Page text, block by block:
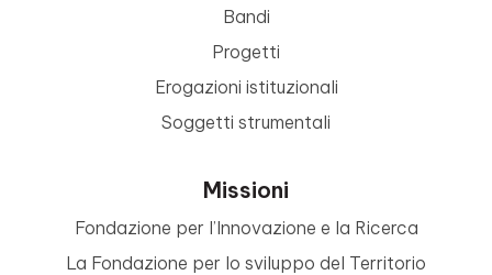
Bandi
Progetti
Erogazioni istituzionali
Soggetti strumentali
Missioni
Fondazione per l’Innovazione e la Ricerca
La Fondazione per lo sviluppo del Territorio